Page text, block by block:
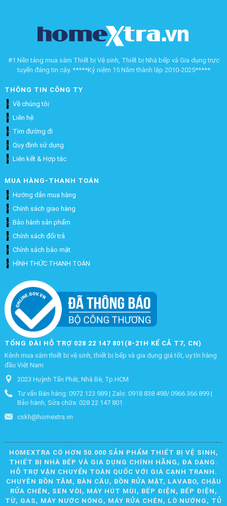
#1 Nền tảng mua sắm Thiết bị Vệ sinh, Thiết bị Nhà bếp và Gia dụng trực
tuyến đáng tin cậy. *****Kỷ niệm 15 Năm thành lập 2010-2025*****
THÔNG TIN CÔNG TY
Về chúng tôi
Liên hệ
Tìm đường đi
Quy định sử dụng
Liên kết & Hợp tác
MUA HÀNG-THANH TOÁN
Hướng dẫn mua hàng
Chính sách giao hàng
Bảo hành sản phẩm
Chính sách đổi trả
Chính sách bảo mật
HÌNH THỨC THANH TOÁN
TỔNG ĐÀI HỖ TRỢ 028 22 147 801(8-21H KỂ CẢ T7, CN)
Kênh mua sắm thiết bị vệ sinh, thiết bị bếp và gia dụng giá tốt, uy tín hàng
đầu Việt Nam
2023 Huỳnh Tấn Phát, Nhà Bè, Tp.HCM
Tư vấn Bán hàng: 0972 123 989 | Zalo: 0918 838 498/ 0966 366 899 |
Bảo hành, Sửa chữa: 028 22 147 801
cskh@homextra.vn
HOMEXTRA CÓ HƠN 50.000 SẢN PHẨM THIẾT BỊ VỆ SINH,
THIẾT BỊ NHÀ BẾP VÀ GIA DỤNG CHÍNH HÃNG, ĐA DẠNG.
HỖ TRỢ VẬN CHUYỂN TOÀN QUỐC VỚI GIÁ CẠNH TRANH.
CHUYÊN BỒN TẮM, BÀN CẦU, BỒN RỬA MẶT, LAVABO, CHẬU
RỬA CHÉN, SEN VÒI, MÁY HÚT MÙI, BẾP ĐIỆN, BẾP ĐIỆN,
TỪ, GAS, MÁY NƯỚC NÓNG, MÁY RỬA CHÉN, LÒ NƯỚNG, TỦ